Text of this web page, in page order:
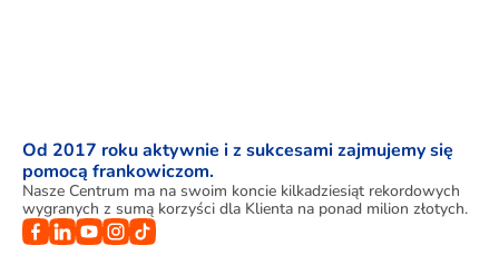
Od 2017 roku aktywnie i z sukcesami zajmujemy się
pomocą frankowiczom.
Nasze Centrum ma na swoim koncie kilkadziesiąt rekordowych
wygranych z sumą korzyści dla Klienta na ponad milion złotych.